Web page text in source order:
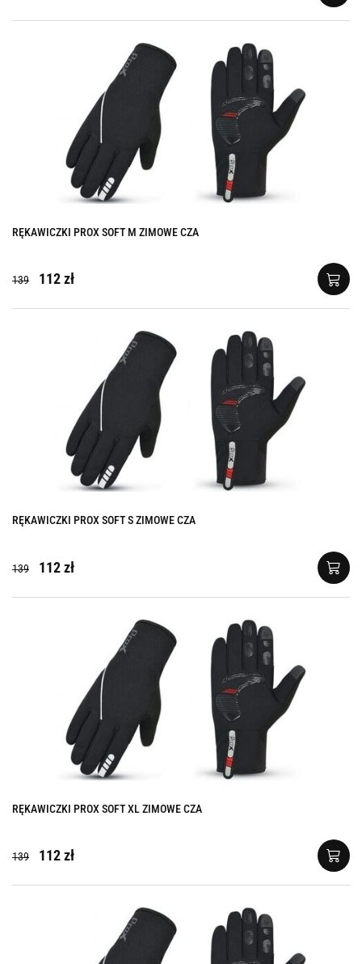
RĘKAWICZKI PROX SOFT M ZIMOWE CZA
139 112 zł
RĘKAWICZKI PROX SOFT S ZIMOWE CZA
139 112 zł
RĘKAWICZKI PROX SOFT XL ZIMOWE CZA
139 112 zł